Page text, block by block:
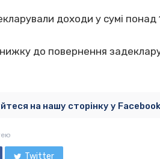
доходи у сумі понад
до повернення
на нашу сторінку у Facebook
Twitter